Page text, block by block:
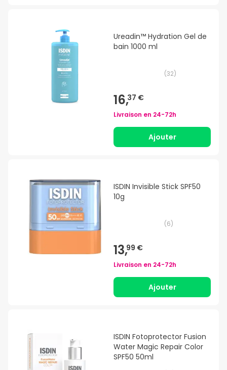
Ureadin™ Hydration Gel de
bain 1000 ml
(32)
16,37 €
Livraison en 24-72h
Ajouter
ISDIN Invisible Stick SPF50
10g
(6)
13,99 €
Livraison en 24-72h
Ajouter
ISDIN Fotoprotector Fusion
Water Magic Repair Color
SPF50 50ml